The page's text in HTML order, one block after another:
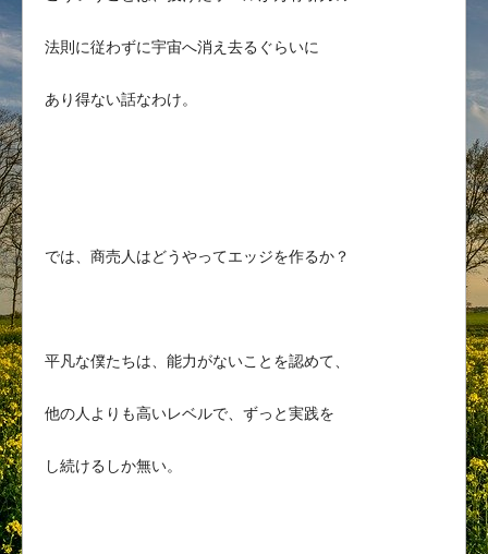
法則に従わずに宇宙へ消え去るぐらいに
あり得ない話なわけ。
では、商売人はどうやってエッジを作るか？
平凡な僕たちは、能力がないことを認めて、
他の人よりも高いレベルで、ずっと実践を
し続けるしか無い。